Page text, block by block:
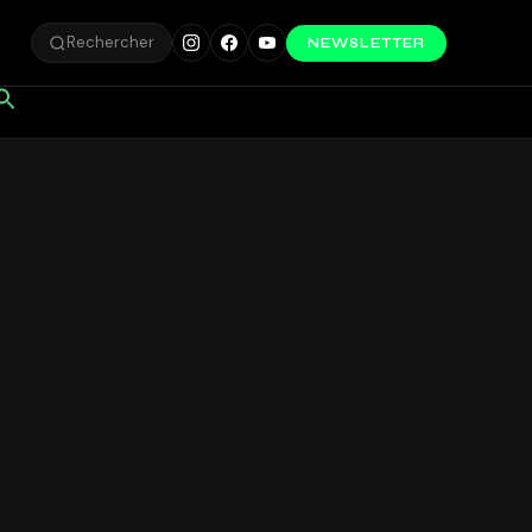
Rechercher NEWSLETTER